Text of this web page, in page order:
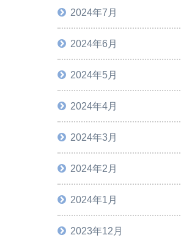
2024年7月
2024年6月
2024年5月
2024年4月
2024年3月
2024年2月
2024年1月
2023年12月